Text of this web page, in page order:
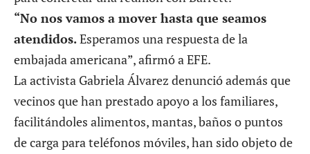
“No nos vamos a mover hasta que seamos
atendidos.Esperamos una respuesta de la
embajada americana”, afirmó a EFE.
La activista Gabriela Álvarez denunció además que
vecinos que han prestado apoyo a los familiares,
facilitándoles alimentos, mantas, baños o puntos
de carga para teléfonos móviles, han sido objeto de